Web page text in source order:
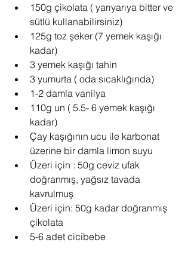
150g çikolata ( yarıyarıya bitter ve
sütlü kullanabilirsiniz)
125g toz şeker (7 yemek kaşığı
kadar)
3 yemek kaşığı tahin
3 yumurta ( oda sıcaklığında)
1-2 damla vanilya
110g un ( 5.5- 6 yemek kaşığı
kadar)
Çay kaşığının ucu ile karbonat
üzerine bir damla limon suyu
Üzeri için : 50g ceviz ufak
doğranmış, yağsız tavada
kavrulmuş
Üzeri için: 50g kadar doğranmış
çikolata
5-6 adet cicibebe